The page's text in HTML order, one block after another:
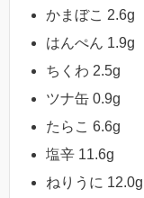
かまぼこ 2.6g
はんぺん 1.9g
ちくわ 2.5g
ツナ缶 0.9g
たらこ 6.6g
塩辛 11.6g
ねりうに 12.0g